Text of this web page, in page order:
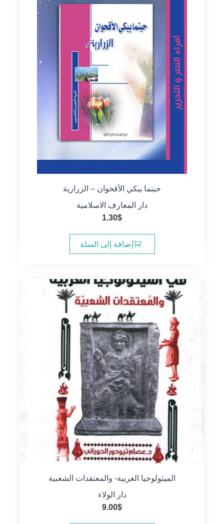
حينما يبكي الأقحوان – الزرارية
دار المعارف الاسلامية
1.30$
إضافة إلى السلة
الميثولوجيا العربية- والمعتقدات الشعبية
دار الولاء
9.00$